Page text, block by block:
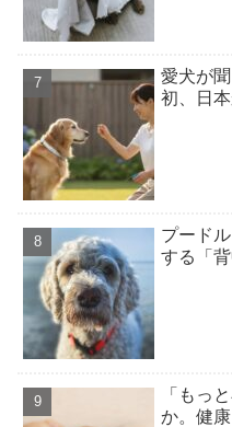
愛犬が
初、日
プード
する「
「もっ
か。健